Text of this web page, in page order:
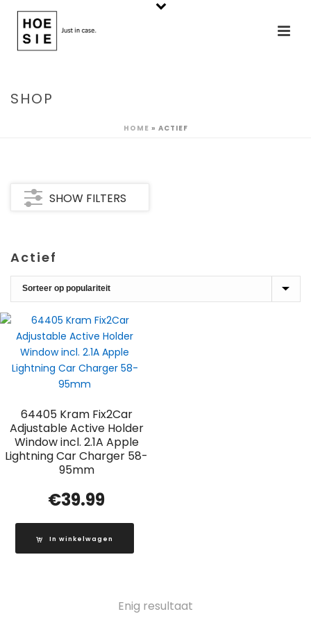
SHOP
HOME » ACTIEF
SHOW FILTERS
Actief
64405 Kram Fix2Car
Adjustable Active Holder
Window incl. 2.1A Apple
Lightning Car Charger 58-
95mm
€39.99
In winkelwagen
Enig resultaat